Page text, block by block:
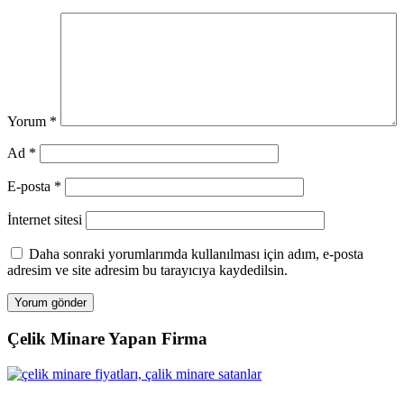
Yorum *
Ad *
E-posta *
İnternet sitesi
Daha sonraki yorumlarımda kullanılması için adım, e-posta
adresim ve site adresim bu tarayıcıya kaydedilsin.
Çelik Minare Yapan Firma